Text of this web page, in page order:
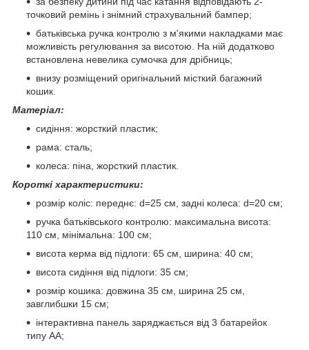
точковий ремінь і знімний страхувальний бампер;
батьківська ручка контролю з м'якими накладками має
можливість регулювання за висотою. На ній додатково
встановлена невелика сумочка для дрібниць;
внизу розміщений оригінальний місткий багажний
кошик.
Матеріал:
сидіння: жорсткий пластик;
рама: сталь;
колеса: піна, жорсткий пластик.
Короткі характеристики:
розмір коліс: переднє: d=25 см, задні колеса: d=20 см;
ручка батьківського контролю: максимальна висота:
110 см, мінімальна: 100 см;
висота керма від підлоги: 65 см, ширина: 40 см;
висота сидіння від підлоги: 35 см;
розмір кошика: довжина 35 см, ширина 25 см,
завглибшки 15 см;
інтерактивна панель заряджається від 3 батарейок
типу АА;